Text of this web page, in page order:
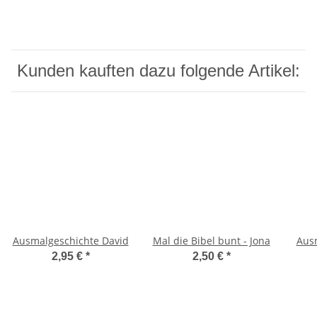
Kunden kauften dazu folgende Artikel:
Ausmalgeschichte David
2,95 € *
Mal die Bibel bunt - Jona
2,50 € *